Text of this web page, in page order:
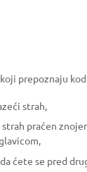
prepoznaju
strah,
praćen
ćete se pred